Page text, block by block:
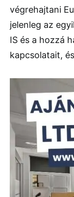
végrehajtani
jelenleg az
IS és a hozzá
kapcsolatait,